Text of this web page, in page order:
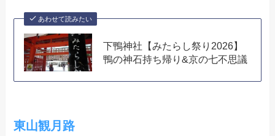
あわせて読みたい
下鴨神社【みたらし祭り2026】
鴨の神石持ち帰り&京の七不思議
東山観月路